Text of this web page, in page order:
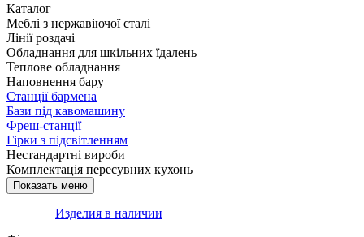
Каталог
Меблі з нержавіючої сталі
Лінії роздачі
Обладнання для шкільних їдалень
Теплове обладнання
Наповнення бару
Станції бармена
Бази під кавомашину
Фреш-станції
Гірки з підсвітленням
Нестандартні вироби
Комплектація пересувних кухонь
Изделия в наличии